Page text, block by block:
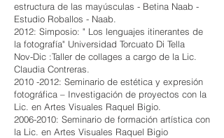
estructura de las mayúsculas - Betina Naab -
Estudio Roballos - Naab.
2012: Simposio: " Los lenguajes itinerantes de
la fotografía" Universidad Torcuato Di Tella
Nov-Dic :Taller de collages a cargo de la Lic.
Claudia Contreras.
2010 -2012: Seminario de estética y expresión
fotográfica – Investigación de proyectos con la
Lic. en Artes Visuales Raquel Bigio.
2006-2010: Seminario de formación artística con
la Lic. en Artes Visuales Raquel Bigio